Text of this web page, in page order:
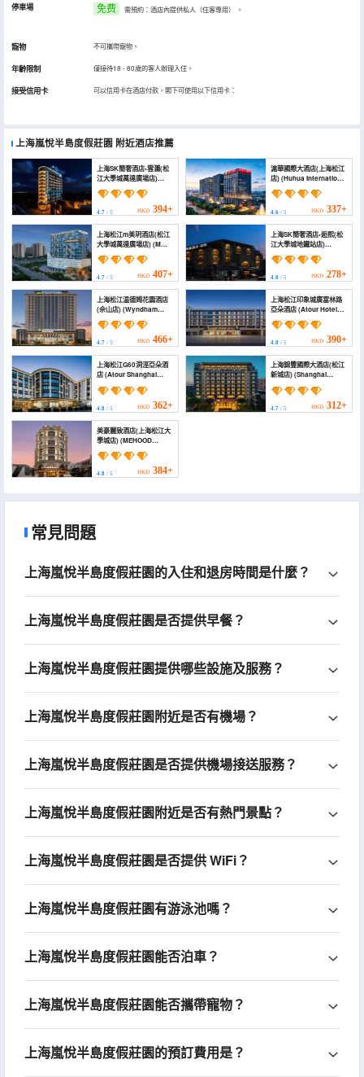
停車場 免费 需預約：酒店內提供私人（住客專用） 。
寵物 不可攜帶寵物。
年齡限制 僅接待18 - 80歲的客人辦理入住。
接受信用卡 可以信用卡在酒店付款，閣下可使用以下信用卡：
上海嵐悅半島度假莊園 附近酒店推薦
上海SK簡奢酒店•雲瀾(松
江大學城萬達廣場店)
(Shanghai SK Lusso
Hotel Songjiangwanda
University Town)
4.7 / 5 HKD 394+
滬華國際大酒店(上海松江
店) (Huhua International
Hotel (Shanghai
Songjiang))
4.6/ 5 HKD 337+
上海松江m美玥酒店(松江
大學城萬達廣場店) (M
Meiyue Hotel Shanghai
Songjang)
4.7 / 5 HKD 407+
上海SK簡奢酒店•逅熙(松
江大學城地鐵站店)
(Shanghai SK Lusso
Hotel Songjiang
University Town)
4.8/ 5 HKD 278+
上海松江温德姆花園酒店
(佘山店) (Wyndham
Garden Shanghai
Songjiang（Sheshan）)
4.7 / 5 HKD 466+
上海松江印象城廣富林路
亞朵酒店 (Atour Hotel
(Guangfulin Road,
Shanghai Songjiang
Impression City))
4.8/ 5 HKD 390+
上海松江G60洞涇亞朵酒
店 (Atour Shanghai
Songjiang G60 Dongjing
Hotel)
4.8 / 5 HKD 362+
上海錦豐國際大酒店(松江
新城店) (Shanghai
Jinfeng International
Hotel （Songjiang New
Town Store))
4.7/ 5 HKD 312+
美豪麗致酒店(上海松江大
學城店) (MEHOOD
LESTIE Hotel (Shanghai
Songjiang University
City))
4.8 / 5 HKD 384+
常見問題
上海嵐悅半島度假莊園的入住和退房時間是什麼？
上海嵐悅半島度假莊園是否提供早餐？
上海嵐悅半島度假莊園提供哪些設施及服務？
上海嵐悅半島度假莊園附近是否有機場？
上海嵐悅半島度假莊園是否提供機場接送服務？
上海嵐悅半島度假莊園附近是否有熱門景點？
上海嵐悅半島度假莊園是否提供 WiFi？
上海嵐悅半島度假莊園有游泳池嗎？
上海嵐悅半島度假莊園能否泊車？
上海嵐悅半島度假莊園能否攜帶寵物？
上海嵐悅半島度假莊園的預訂費用是？